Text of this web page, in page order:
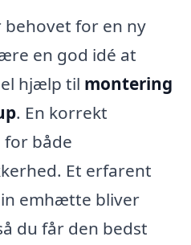
for en ny
en god idé at
hjælp til montering
. En korrekt
både
Et erfarent
emhætte bliver
du får den bedst